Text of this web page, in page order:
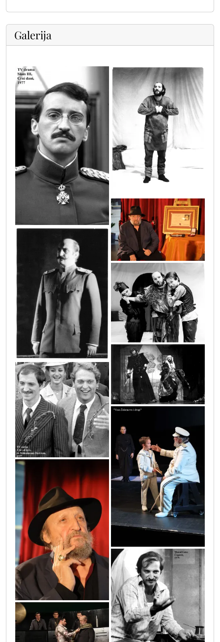
Galerija
tv_drama_slom_iii_crni_dani_1977
tako_je_govorio_z_01
sif_3118
apis_02
img_012
img_0111
0o3a5344
sif_3421
kaligula_31